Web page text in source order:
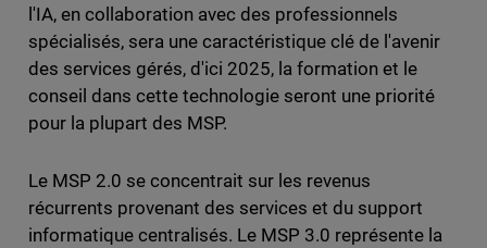
l'IA, en collaboration avec des professionnels
spécialisés, sera une caractéristique clé de l'avenir
des services gérés, d'ici 2025, la formation et le
conseil dans cette technologie seront une priorité
pour la plupart des MSP.
Le MSP 2.0 se concentrait sur les revenus
récurrents provenant des services et du support
informatique centralisés. Le MSP 3.0 représente la